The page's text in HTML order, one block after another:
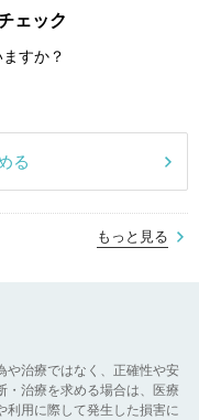
ェック
すか？
る
もっと見る
や治療ではなく、正確性や安
・治療を求める場合は、医療
利用に際して発生した損害に